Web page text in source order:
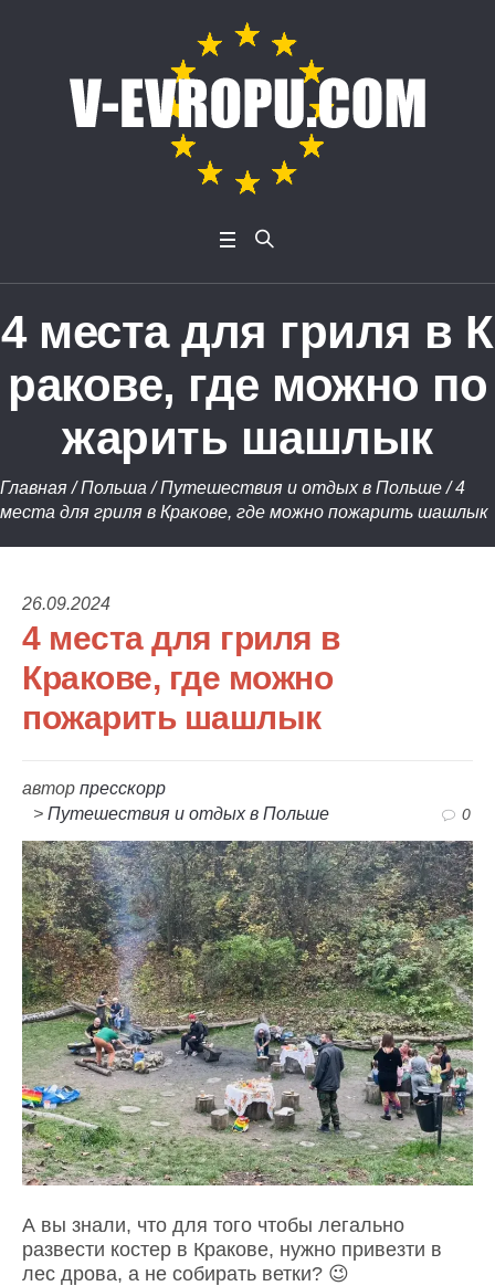
4 места для гриля в К
ракове, где можно по
жарить шашлык
Главная /Польша /Путешествия и отдых в Польше /4
места для гриля в Кракове, где можно пожарить шашлык
26.09.2024
4 места для гриля в
Кракове, где можно
пожарить шашлык
автор пресскорр
> Путешествия и отдых в Польше 0
А вы знали, что для того чтобы легально
развести костер в Кракове, нужно привезти в
лес дрова, а не собирать ветки? 😉